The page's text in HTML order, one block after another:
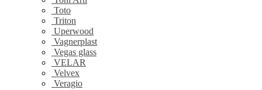
Toto
Triton
Uperwood
Vagnerplast
Vegas glass
VELAR
Velvex
Veragio